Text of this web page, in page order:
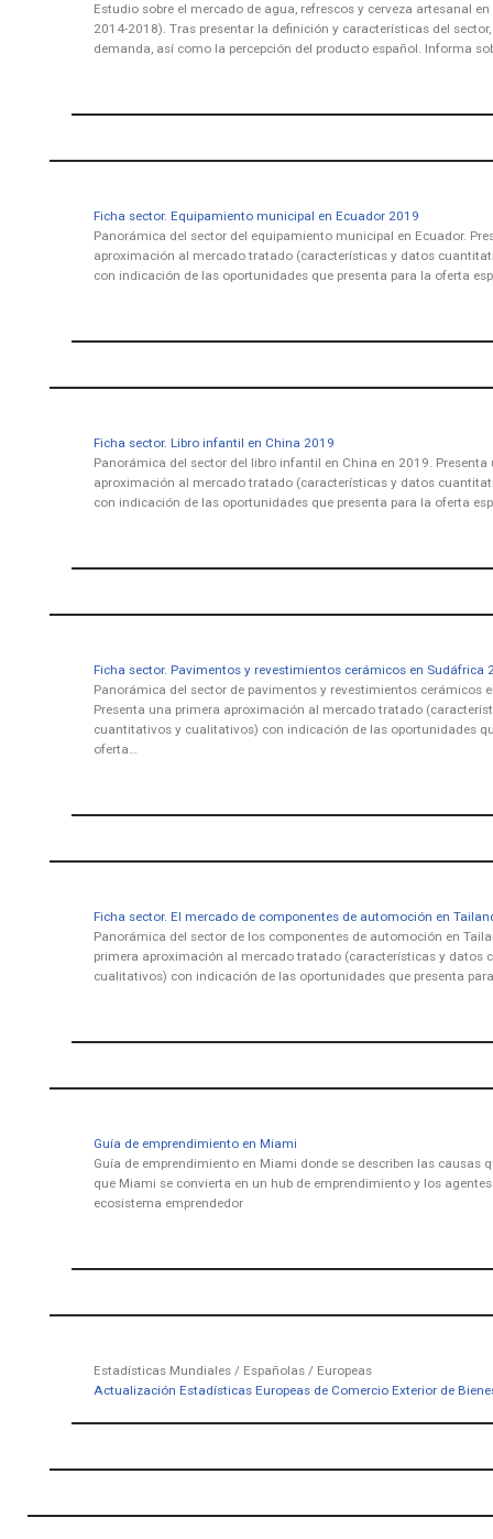
Estudio sobre el mercado de agua, refrescos y cerveza artesanal
2014-2018). Tras presentar la definición y características del
demanda, así como la percepción del producto español. Informa
Ficha sector. Equipamiento municipal en Ecuador 2019
Panorámica del sector del equipamiento municipal en Ecuador.
aproximación al mercado tratado (características y datos
con indicación de las oportunidades que presenta para la oferta
Ficha sector. Libro infantil en China 2019
Panorámica del sector del libro infantil en China en 2019. Presenta
aproximación al mercado tratado (características y datos
con indicación de las oportunidades que presenta para la oferta
Ficha sector. Pavimentos y revestimientos cerámicos en Sudáfrica
Panorámica del sector de pavimentos y revestimientos cerámicos
Presenta una primera aproximación al mercado tratado
cuantitativos y cualitativos) con indicación de las oportunidades
oferta…
Ficha sector. El mercado de componentes de automoción en
Panorámica del sector de los componentes de automoción en
primera aproximación al mercado tratado (características y datos
cualitativos) con indicación de las oportunidades que presenta
Guía de emprendimiento en Miami
Guía de emprendimiento en Miami donde se describen las causas
que Miami se convierta en un hub de emprendimiento y los
ecosistema emprendedor
Estadísticas Mundiales / Españolas / Europeas
Actualización Estadísticas Europeas de Comercio Exterior de